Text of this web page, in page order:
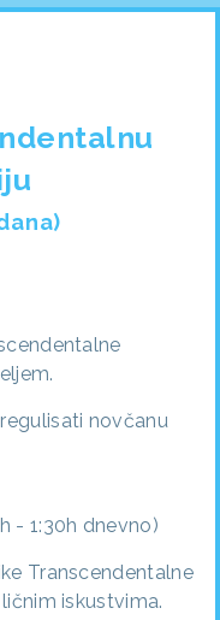
novčanu
- 1:30h dnevno)
Transcendentalne
iskustvima.